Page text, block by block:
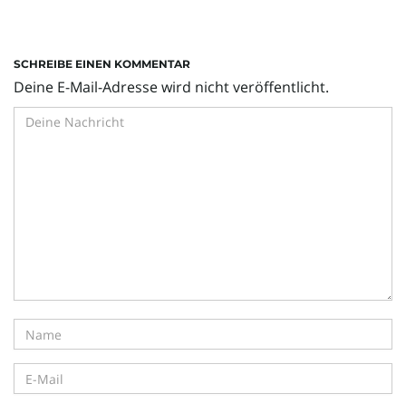
i
SCHREIBE EINEN KOMMENTAR
Deine E-Mail-Adresse wird nicht veröffentlicht.